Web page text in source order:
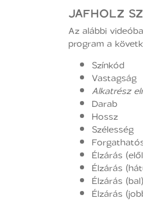
JAFHOLZ
Az alábbi
program a
Színkód
Vastagság
Alkatrész
Darab
Hossz
Szélesség
Élzárás
Élzárás
Élzárás (bal)
Élzárás